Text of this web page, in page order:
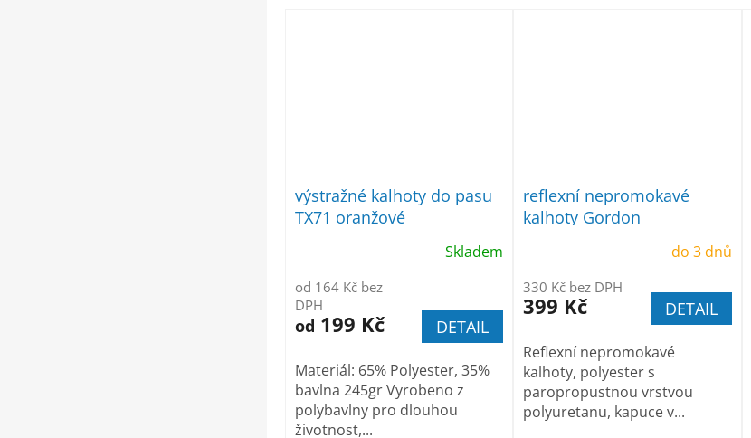
výstražné kalhoty do pasu
TX71 oranžové
Skladem
od 164 Kč bez
DPH
od 199 Kč DETAIL
Materiál: 65% Polyester, 35%
bavlna 245gr Vyrobeno z
polybavlny pro dlouhou
životnost,...
reflexní nepromokavé
kalhoty Gordon
do 3 dnů
330 Kč bez DPH
399 Kč DETAIL
Reflexní nepromokavé
kalhoty, polyester s
paropropustnou vrstvou
polyuretanu, kapuce v...